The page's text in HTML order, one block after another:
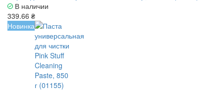
В наличии
339.66 ₴
Новинка